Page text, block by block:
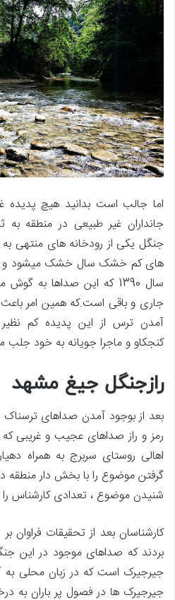
اما جالب است بدانید هیچ پدیده
جانداران غیر طبیعی در منطقه
جنگل یکی از رودخانه های منتهی
های کم خشک سال خشک میشود و
سال 1390 که این صداها به
جاری و باقی است.که همین امر
آمدن ترس از این پدیده کم
کنجکاو و ماجرا جویانه به خود جلب
رازجنگل جیغ مشهد
بعد از بوجود آمدن صداهای ترسناک
رمز و راز صداهای عجیب و
اهالی روستای سربرج به همراه
گرفتن موضوع را با بخش دار منطقه
شنیدن موضوع ، تعدادی کارشناس را
کارشناسان بعد از تحقیقات فراوان
بردند که صداهای موجود در این
جیرجیرک است که در زبان محلی به
جیرجیرک ها در فصول پر باران به